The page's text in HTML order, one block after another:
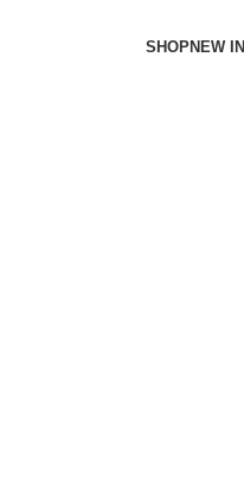
SHOPNEW IN